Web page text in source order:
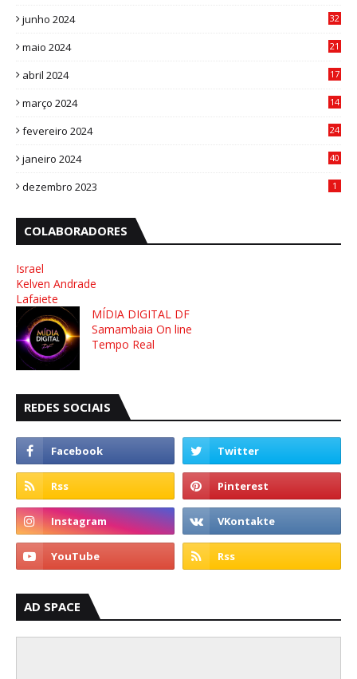
junho 2024
32
maio 2024
21
abril 2024
17
março 2024
14
fevereiro 2024
24
janeiro 2024
40
dezembro 2023 1
COLABORADORES
Israel
Kelven Andrade
Lafaiete
MÍDIA DIGITAL DF
Samambaia On line
Tempo Real
REDES SOCIAIS
AD SPACE